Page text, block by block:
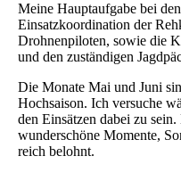
Meine Hauptaufgabe bei
Einsatzkoordination der
Drohnenpiloten, sowie die
und den zuständigen
Die Monate Mai und Juni
Hochsaison. Ich versuche
den Einsätzen dabei zu
wunderschöne Momente,
reich belohnt.